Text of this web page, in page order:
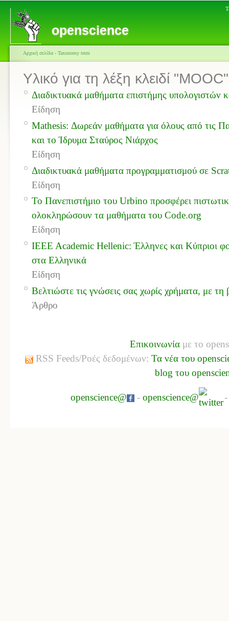
openscience
Αρχική σελίδα › Taxonomy term
Υλικό για τη λέξη κλειδί "MOOC"
Διαδικτυακά μαθήματα επιστήμης υπολογιστών
Είδηση
Mathesis: Δωρεάν μαθήματα για όλους από τις
και το Ίδρυμα Σταύρος Νιάρχος
Είδηση
Διαδικτυακά μαθήματα προγραμματισμού σε
Είδηση
Το Πανεπιστήμιο του Urbino προσφέρει
ολοκληρώσουν τα μαθήματα του Code.org
Είδηση
IEEE Academic Hellenic: Έλληνες και Κύπριοι
στα Ελληνικά
Είδηση
Βελτιώστε τις γνώσεις σας χωρίς χρήματα, με
Άρθρο
Επικοινωνία με το
RSS Feeds/Ροές δεδομένων: Τα νέα του
blog του
openscience@ - openscience@